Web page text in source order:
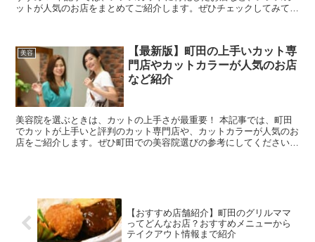
ットが人気のお店をまとめてご紹介します。ぜひチェックしてみてく
美容
【最新版】町田の上手いカット専
門店やカットカラーが人気のお店
など紹介
美容院を選ぶときは、カットの上手さが最重要！ 本記事では、町田
でカットが上手いと評判のカット専門店や、カットカラーが人気のお
店をご紹介します。ぜひ町田での美容院選びの参考にしてください
【おすすめ店舗紹介】町田のグリルママ
ってどんなお店？おすすめメニューから
テイクアウト情報まで紹介